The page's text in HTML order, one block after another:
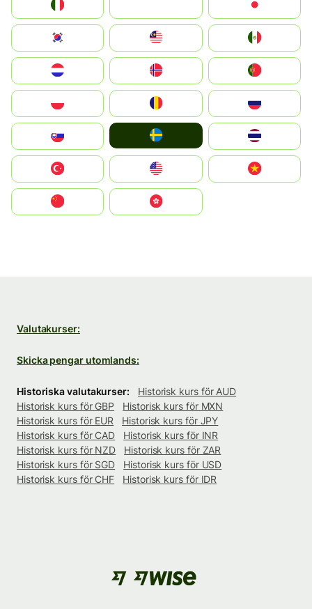
South Korea
United States
中國香港特別行政區
Valutakurser:
Skicka pengar utomlands:
Historiska valutakurser:
Historisk kurs för AUD
Historisk kurs för GBP
Historisk kurs för MXN
Historisk kurs för EUR
Historisk kurs för JPY
Historisk kurs för CAD
Historisk kurs för INR
Historisk kurs för NZD
Historisk kurs för ZAR
Historisk kurs för SGD
Historisk kurs för USD
Historisk kurs för CHF
Historisk kurs för IDR